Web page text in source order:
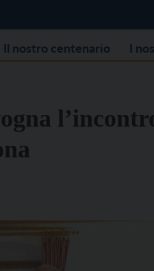
Il nostro centenario I